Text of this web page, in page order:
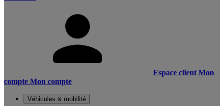
Espace client Mon
compte Mon compte
Véhicules & mobilité